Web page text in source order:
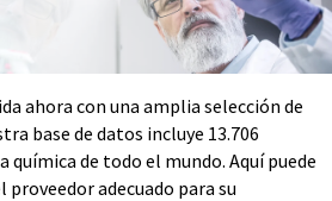
ahora con una amplia selección de
base de datos incluye 13.706
química de todo el mundo. Aquí puede
adecuado para su